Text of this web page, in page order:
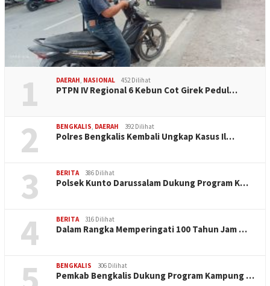
1 DAERAH, NASIONAL 452 Dilihat
PTPN IV Regional 6 Kebun Cot Girek Pedul…
2 BENGKALIS, DAERAH 392 Dilihat
Polres Bengkalis Kembali Ungkap Kasus Il…
3 BERITA 386 Dilihat
Polsek Kunto Darussalam Dukung Program K…
4 BERITA 316 Dilihat
Dalam Rangka Memperingati 100 Tahun Jam …
BENGKALIS 306 Dilihat
Pemkab Bengkalis Dukung Program Kampung …